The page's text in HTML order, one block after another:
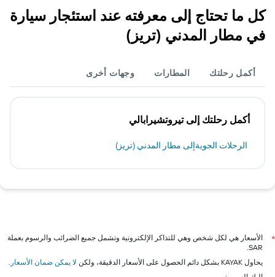
كل ما تحتاج إلى معرفته عند استئجار سيارة
في مطار المدني (تريز)
أكمل رحلتك المطارات وجهات أخرى
أكمل رحلتك إلى تيروتشيرابالي
الرحلات الجويةإلى مطار المدني (تريز)
*
الأسعار هي لكل شخص وهي للتذاكر الإلكترونية وتشمل جميع الضرائب والرسوم بعملة
SAR.
يحاول KAYAK بشكل دائم الحصول على الأسعار الدقيقة، ولكن
لا يمكن ضمان الأسعار .